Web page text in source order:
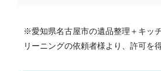
※愛知県名古屋市の遺品整理＋キッ
リーニングの依頼者様より、許可を